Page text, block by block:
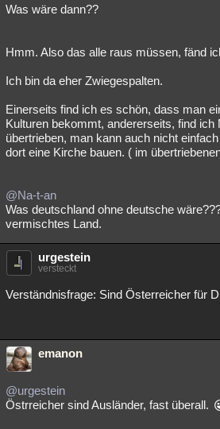
Was wäre dann??
Hmm. Also das alle raus müssen, fänd
Ich bin da eher Zwiegespalten.
Einerseits find ich es schön, dass man
Kulturen bekommt, andererseits, find ich
übertrieben, man kann auch nicht
dort eine Kirche bauen. ( im
@Na-t-an
Was deutschland ohne deutsche
vermischtes Land.
urgestein
versteckt
Verständnisfrage: Sind Österreicher für
emanon
@urgestein
Östrreicher sind Ausländer, fast überall.